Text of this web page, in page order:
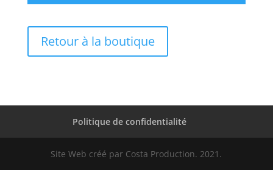
Retour à la boutique
Politique de confidentialité
Site Web créé par Costa Production. 2021.